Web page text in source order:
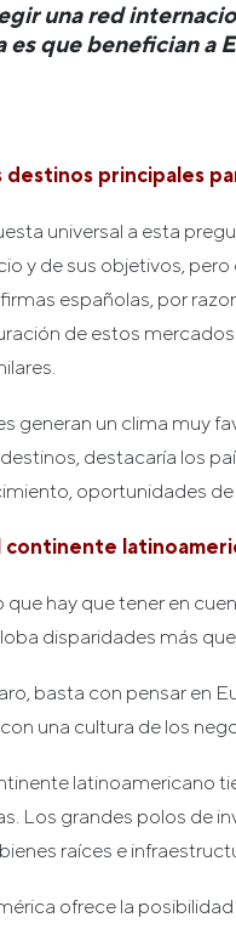
una red
es que benefician a
destinos principales
universal a esta
y de sus objetivos,
españolas, por
de estos
generan un clima muy
destacaría los
oportunidades
continente
que hay que tener en
disparidades más
basta con pensar en
una cultura de los
latinoamericano
Los grandes polos de
raíces e
ofrece la